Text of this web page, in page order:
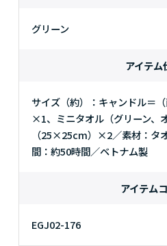
グリーン
アイテム
サイズ（約）：キャンドル＝
×1、ミニタオル（グリーン、
（25×25cm）×2／素材：タ
間：約50時間／ベトナム製
アイテム
EGJ02-176